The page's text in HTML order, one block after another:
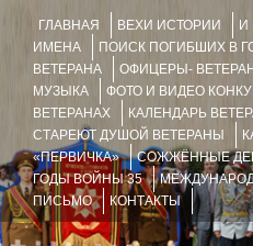
ГЛАВНАЯ ВЕХИ ИСТОРИИ
И
ИМЕНА
ПОИСК ПОГИБШИХ В
ВЕТЕРАНА
ОФИЦЕРЫ-
МУЗЫКА
ФОТО И ВИДЕО
ВЕТЕРАНАХ
КАЛЕНДАРЬ
СТАРЕЮТ ДУШОЙ ВЕТЕРАНЫ
«ПЕРВИЧКА»
СОЖЖЁННЫЕ
ГОДЫ ВОЙНЫ 35
ПИСЬМО
КОНТАКТЫ